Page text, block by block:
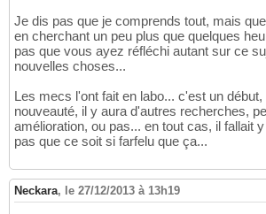
Je dis pas que je comprends tout, mais
en cherchant un peu plus que quelques
pas que vous ayez réfléchi autant sur ce
nouvelles choses...
Les mecs l'ont fait en labo... c'est un
nouveauté, il y aura d'autres recherches,
amélioration, ou pas... en tout cas, il fallait
pas que ce soit si farfelu que ça...
Neckara, le 27/12/2013 à 13h19